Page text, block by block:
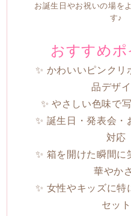
お誕生日やお祝いの場を
す♪
おすすめポ
✨ かわいいピンクリ
品デザ
✨ やさしい色味で
✨ 誕生日・発表会・
対応
✨ 箱を開けた瞬間に
華やか
✨ 女性やキッズに特
セット